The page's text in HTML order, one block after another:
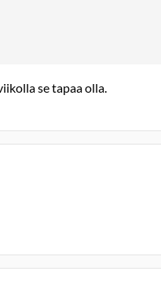
se tapaa olla.